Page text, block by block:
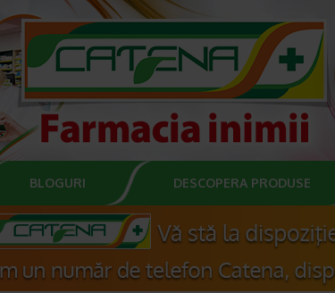
BLOGURI DESCOPERA PRODUSE